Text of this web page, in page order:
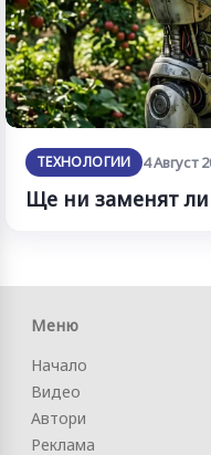
ТЕХНОЛОГИИ 4 Август
Ще ни заменят ли
Меню
Начало
Видео
Автори
Реклама